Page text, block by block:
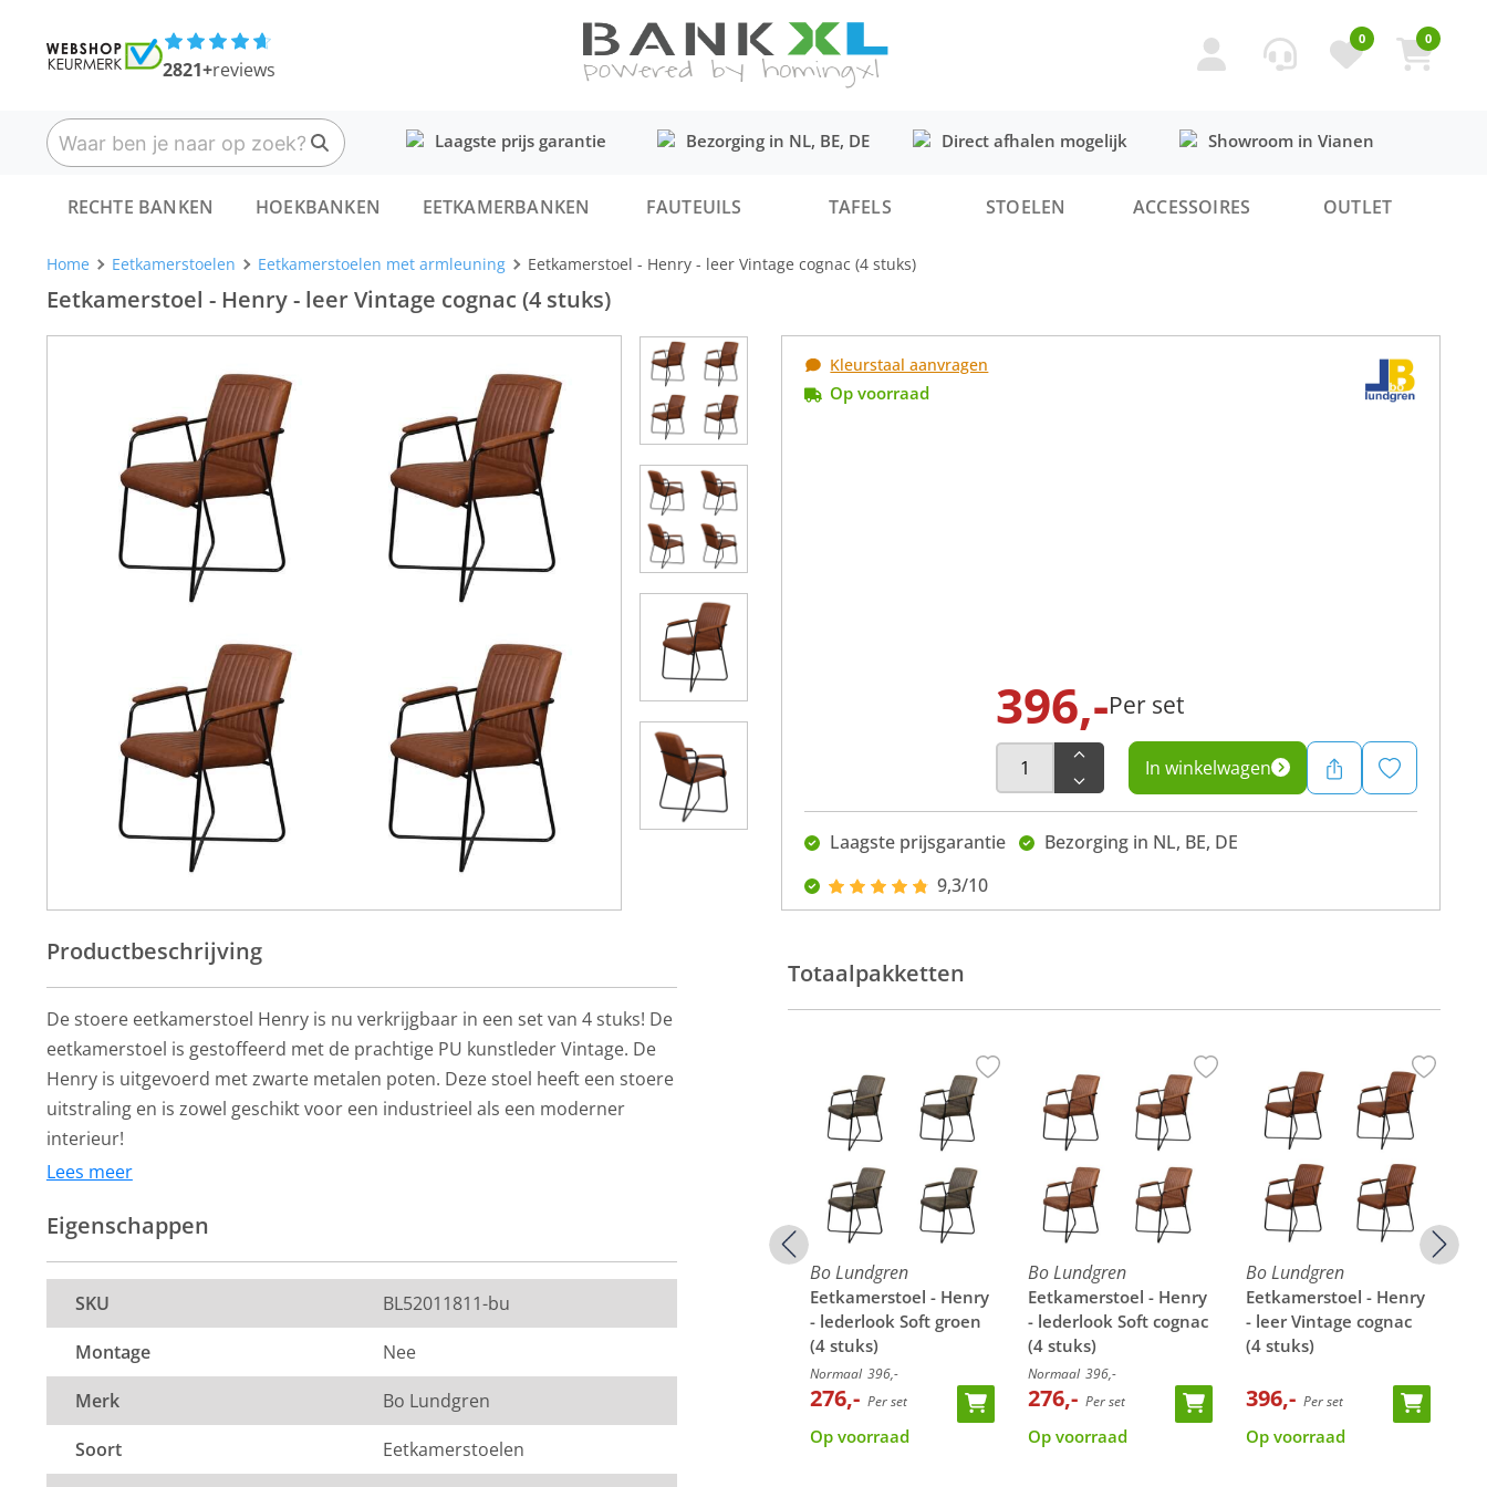
2821+reviews
0 0
Laagste prijs garantie Bezorging in NL, BE, DE Direct afhalen mogelijk Showroom in Vianen
RECHTE BANKEN HOEKBANKEN EETKAMERBANKEN FAUTEUILS TAFELS STOELEN ACCESSOIRES OUTLET
Home Eetkamerstoelen Eetkamerstoelen met armleuning Eetkamerstoel - Henry - leer Vintage cognac (4 stuks)
Eetkamerstoel - Henry - leer Vintage cognac (4 stuks)
Kleurstaal aanvragen
Op voorraad
396,-Per set
In winkelwagen
Laagste prijsgarantie
Bezorging in NL, BE, DE
9,3/10
Productbeschrijving
De stoere eetkamerstoel Henry is nu verkrijgbaar in een set van 4 stuks! De
eetkamerstoel is gestoffeerd met de prachtige PU kunstleder Vintage. De
Henry is uitgevoerd met zwarte metalen poten. Deze stoel heeft een stoere
uitstraling en is zowel geschikt voor een industrieel als een moderner
interieur!
Afmetingen:
Zitdiepte : 44 cm
Zithoogte: 48 cm
Breedte zitting: 47 cm
De kleur op de foto kan per computerscherm afwijken van de werkelijkheid.
Zeker weten dat dit de kleur is die je zoekt? Vraag dan een stukje van de
stof op via de knop "kleurstaal aanvragen".
Lees meer
Eigenschappen
SKU
BL52011811-bu
Montage
Nee
Merk
Bo Lundgren
Soort
Eetkamerstoelen
Totaalpakketten
Normaal 99,-
Eetkamerstoel - Henry
99,- Per stuk
Op voorraad
Bo Lundgren
Eetkamerstoel - Henry
- lederlook Soft groen
(4 stuks)
Normaal 396,-
276,- Per set
Op voorraad
Bo Lundgren
Eetkamerstoel - Henry
- lederlook Soft cognac
(4 stuks)
Normaal 396,-
276,- Per set
Op voorraad
Bo Lundgren
Eetkamerstoel - Henry
- leer Vintage cognac
(4 stuks)
396,- Per set
Op voorraad